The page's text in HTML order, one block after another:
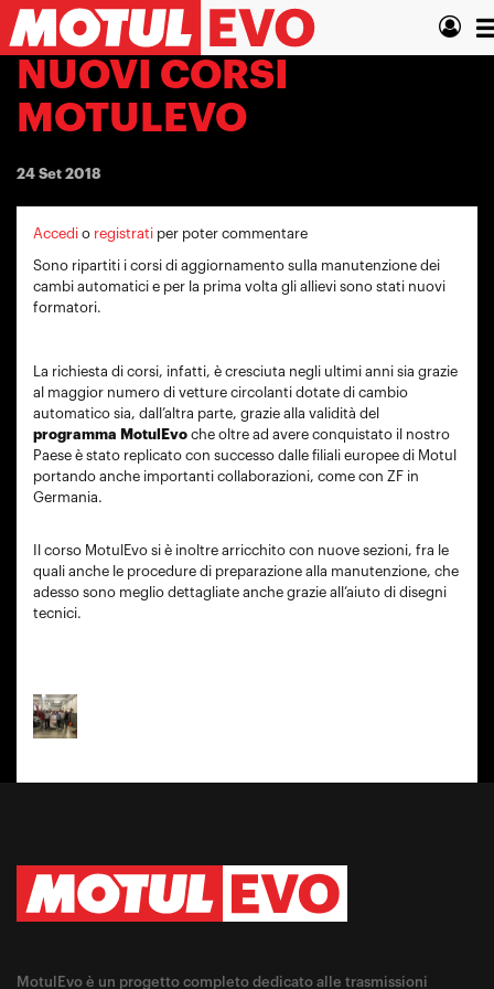
Salta
contenuto
principale
NUOVI CORSI
MOTULEVO
24 Set 2018
Accedi o registrati per poter commentare
Sono ripartiti i corsi di aggiornamento sulla manutenzione dei
cambi automatici e per la prima volta gli allievi sono stati nuovi
formatori.
La richiesta di corsi, infatti, è cresciuta negli ultimi anni sia grazie
al maggior numero di vetture circolanti dotate di cambio
automatico sia, dall’altra parte, grazie alla validità del
programma MotulEvo che oltre ad avere conquistato il nostro
Paese è stato replicato con successo dalle filiali europee di Motul
portando anche importanti collaborazioni, come con ZF in
Germania.
Il corso MotulEvo si è inoltre arricchito con nuove sezioni, fra le
quali anche le procedure di preparazione alla manutenzione, che
adesso sono meglio dettagliate anche grazie all’aiuto di disegni
tecnici.
MotulEvo è un progetto completo dedicato alle trasmissioni